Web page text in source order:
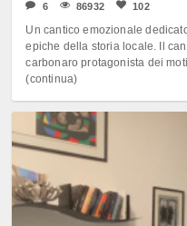
6 86932 102
Un cantico emozionale
epiche della storia locale. Il
carbonaro protagonista dei
(continua)